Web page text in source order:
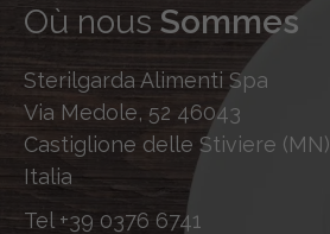
Où nous Sommes
Sterilgarda Alimenti Spa
Via Medole, 52 46043
Castiglione delle Stiviere (MN)
Italia
Tel +39 0376 6741